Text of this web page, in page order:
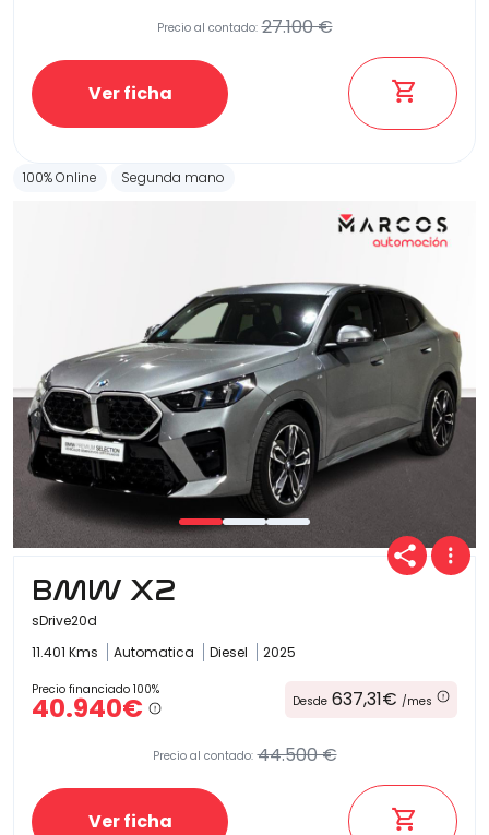
Precio al contado: 27.100 €
Ver ficha
100% Online Segunda mano
BMW X2
sDrive20d
11.401 Kms
Automatica Diesel 2025
Precio financiado 100%
40.940€ Desde 637,31€ /mes
Precio al contado: 44.500 €
Ver ficha